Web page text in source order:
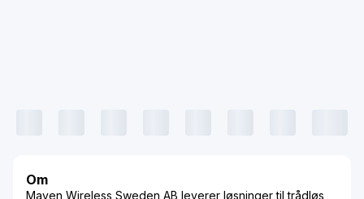
Om
Maven Wireless Sweden AB leverer løsninger til trådløs